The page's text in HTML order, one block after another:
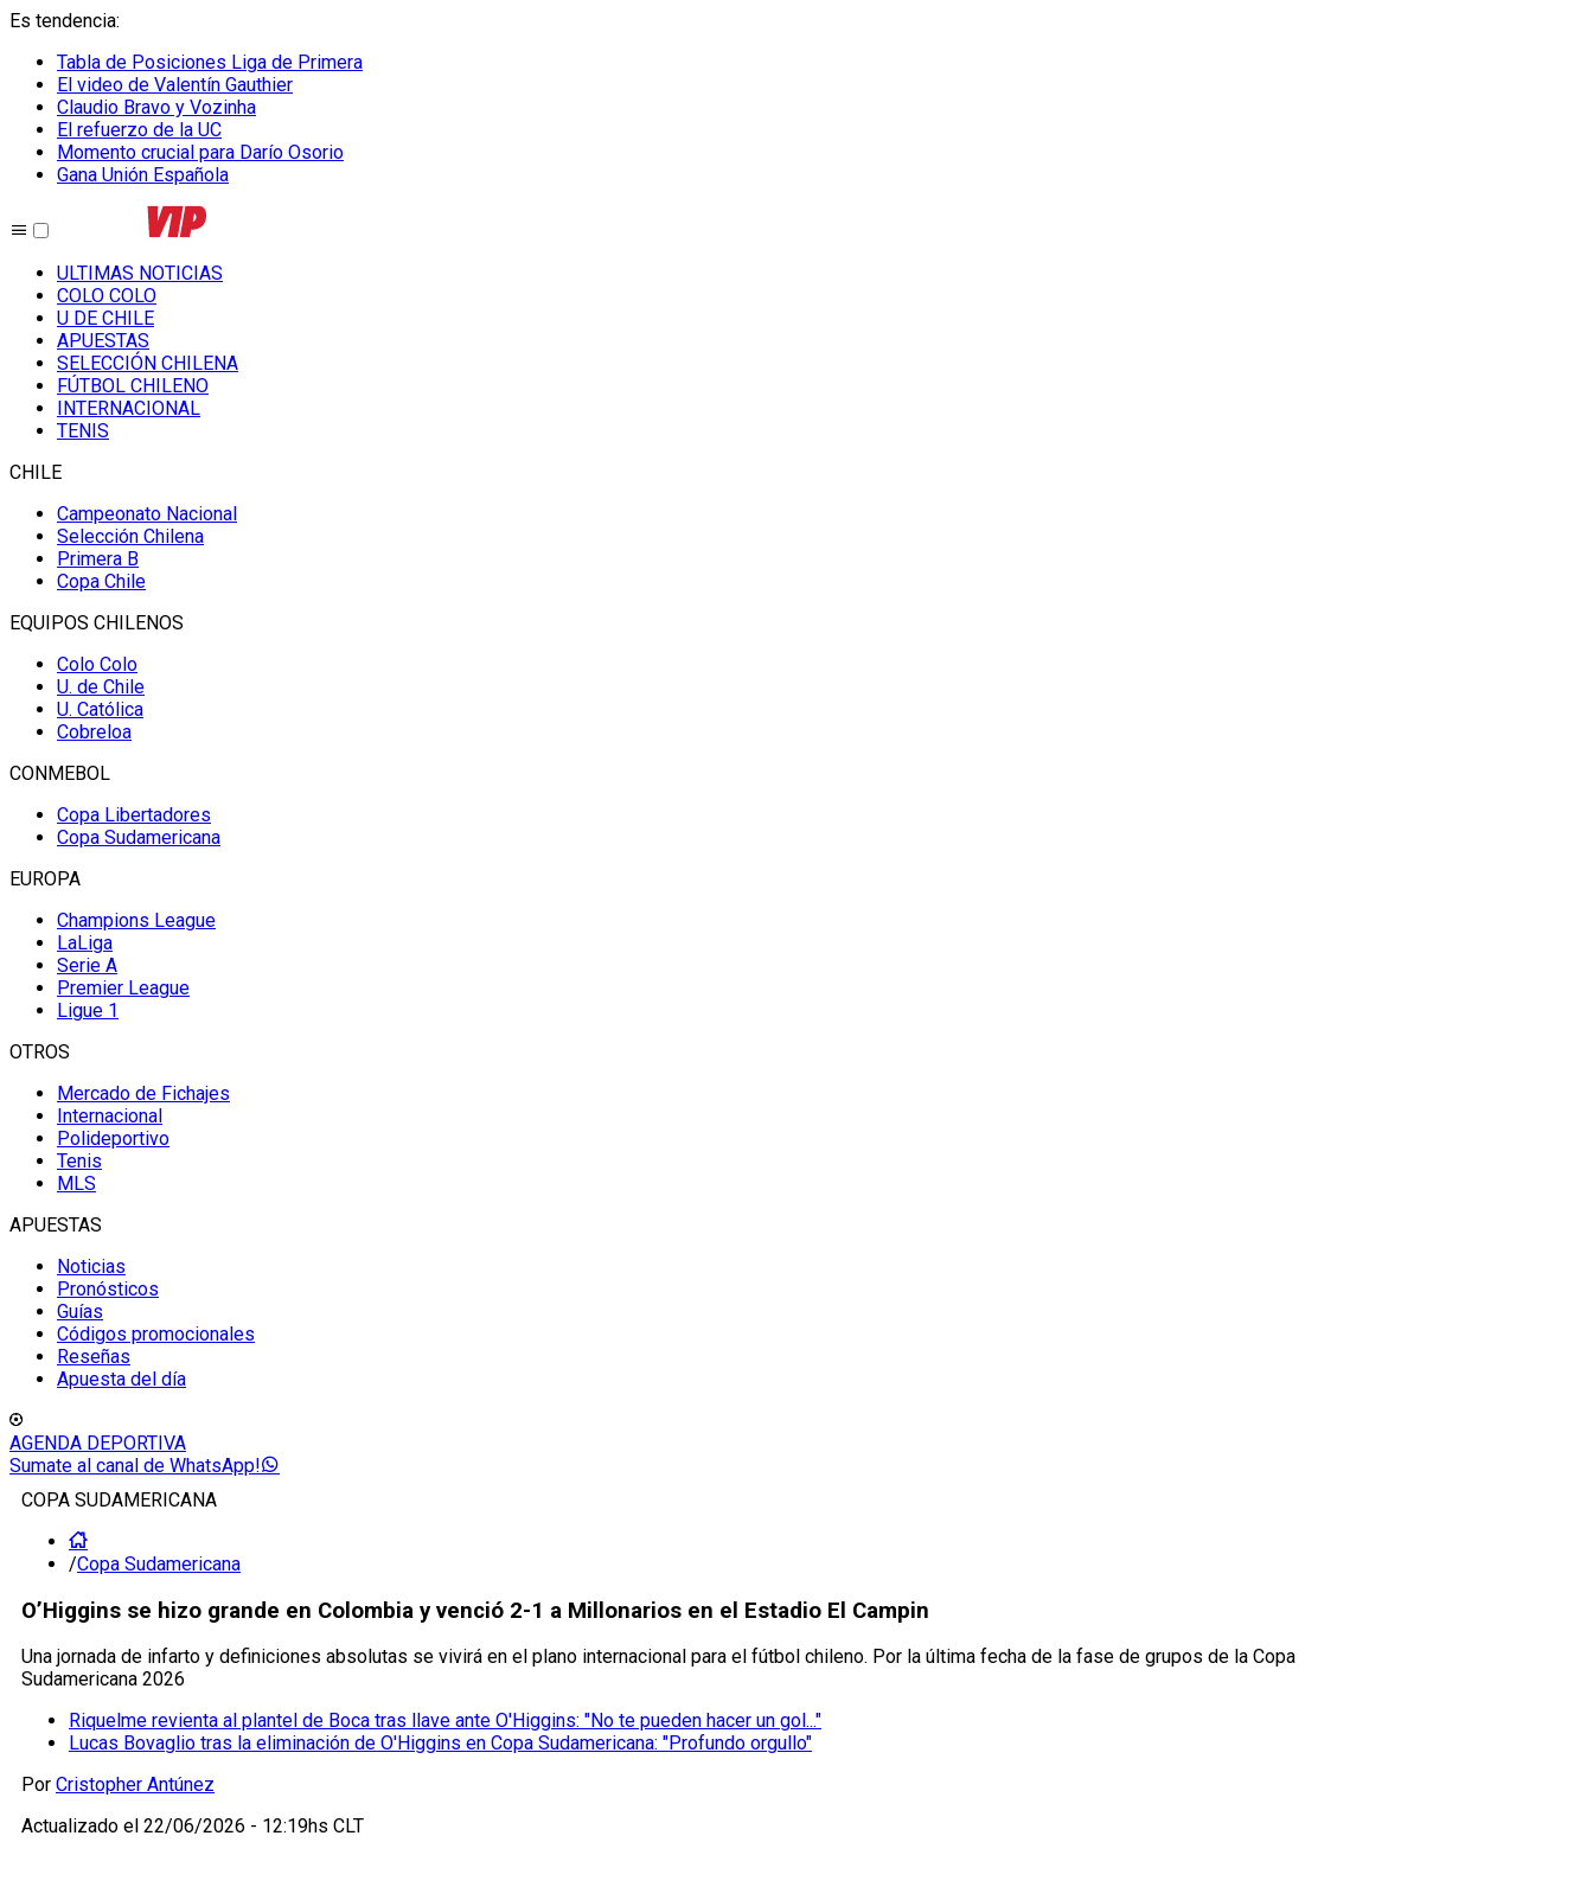
Es tendencia:
Tabla de Posiciones Liga de Primera
El video de Valentín Gauthier
Claudio Bravo y Vozinha
El refuerzo de la UC
Momento crucial para Darío Osorio
Gana Unión Española
ULTIMAS NOTICIAS
COLO COLO
U DE CHILE
APUESTAS
SELECCIÓN CHILENA
FÚTBOL CHILENO
INTERNACIONAL
TENIS
CHILE
Campeonato Nacional
Selección Chilena
Primera B
Copa Chile
EQUIPOS CHILENOS
Colo Colo
U. de Chile
U. Católica
Cobreloa
CONMEBOL
Copa Libertadores
Copa Sudamericana
EUROPA
Champions League
LaLiga
Serie A
Premier League
Ligue 1
OTROS
Mercado de Fichajes
Internacional
Polideportivo
Tenis
MLS
APUESTAS
Noticias
Pronósticos
Guías
Códigos promocionales
Reseñas
Apuesta del día
AGENDA DEPORTIVA
Sumate al canal de WhatsApp!
COPA SUDAMERICANA
/Copa Sudamericana
O’Higgins se hizo grande en Colombia y venció 2-1 a Millonarios en el Estadio El Campin
Una jornada de infarto y definiciones absolutas se vivirá en el plano internacional para el fútbol chileno. Por la última fecha de la fase de grupos de la Copa
Sudamericana 2026
Riquelme revienta al plantel de Boca tras llave ante O'Higgins: "No te pueden hacer un gol..."
Lucas Bovaglio tras la eliminación de O'Higgins en Copa Sudamericana: "Profundo orgullo"
Por Cristopher Antúnez
Actualizado el 22/06/2026 - 12:19hs CLT